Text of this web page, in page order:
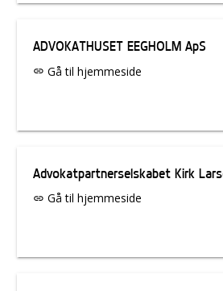
ADVOKATHUSET EEGHOLM ApS
link Gå til hjemmeside
Advokatpartnerselskabet Kirk
link Gå til hjemmeside